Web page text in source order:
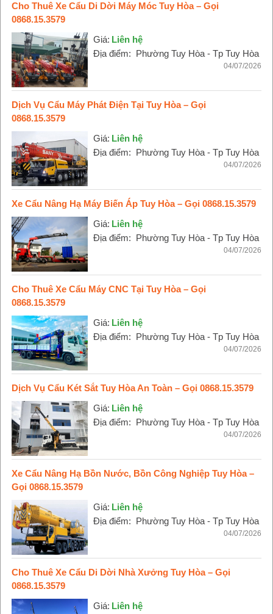
Cho Thuê Xe Cẩu Di Dời Máy Móc Tuy Hòa – Gọi
0868.15.3579
Giá: Liên hệ
Địa điểm: Phường Tuy Hòa - Tp Tuy Hòa
04/07/2026
Dịch Vụ Cẩu Máy Phát Điện Tại Tuy Hòa – Gọi
0868.15.3579
Giá: Liên hệ
Địa điểm: Phường Tuy Hòa - Tp Tuy Hòa
04/07/2026
Xe Cẩu Nâng Hạ Máy Biến Áp Tuy Hòa – Gọi 0868.15.3579
Giá: Liên hệ
Địa điểm: Phường Tuy Hòa - Tp Tuy Hòa
04/07/2026
Cho Thuê Xe Cẩu Máy CNC Tại Tuy Hòa – Gọi
0868.15.3579
Giá: Liên hệ
Địa điểm: Phường Tuy Hòa - Tp Tuy Hòa
04/07/2026
Dịch Vụ Cẩu Két Sắt Tuy Hòa An Toàn – Gọi 0868.15.3579
Giá: Liên hệ
Địa điểm: Phường Tuy Hòa - Tp Tuy Hòa
04/07/2026
Xe Cẩu Nâng Hạ Bồn Nước, Bồn Công Nghiệp Tuy Hòa –
Gọi 0868.15.3579
Giá: Liên hệ
Địa điểm: Phường Tuy Hòa - Tp Tuy Hòa
04/07/2026
Cho Thuê Xe Cẩu Di Dời Nhà Xưởng Tuy Hòa – Gọi
0868.15.3579
Giá: Liên hệ